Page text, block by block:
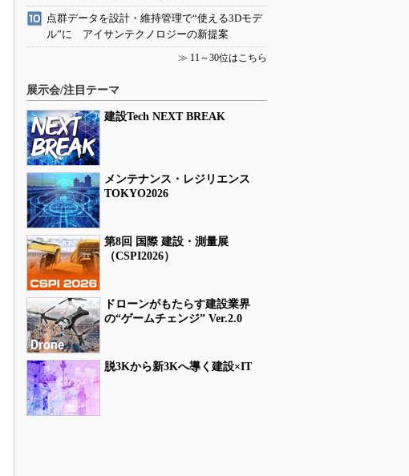
点群データを設計・維持管理で“使える3Dモデ
ル”に アイサンテクノロジーの新提案
≫ 11～30位はこちら
展示会/注目テーマ
建設Tech NEXT BREAK
メンテナンス・レジリエンス
TOKYO2026
第8回 国際 建設・測量展
（CSPI2026）
ドローンがもたらす建設業界
の“ゲームチェンジ” Ver.2.0
脱3Kから新3Kへ導く建設×IT